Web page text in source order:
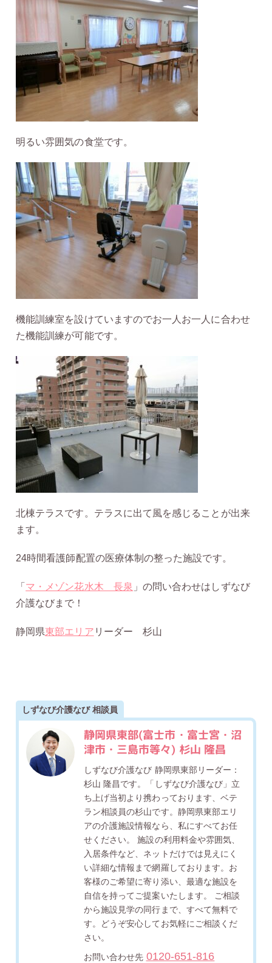
明るい雰囲気の食堂です。
機能訓練室を設けていますのでお一人お一人に合わせ
た機能訓練が可能です。
北棟テラスです。テラスに出て風を感じることが出来
ます。
24時間看護師配置の医療体制の整った施設です。
「 マ・メゾン花水木 長泉 」の問い合わせはしずなび
介護なびまで！
静岡県東部エリア リーダー 杉山
しずなび介護なび 相談員
静岡県東部(富士市・富士宮・沼
津市・三島市等々) 杉山 隆昌
しずなび介護なび 静岡県東部リーダー：
杉山 隆昌です。「しずなび介護なび」立
ち上げ当初より携わっております、ベテ
ラン相談員の杉山です。静岡県東部エリ
アの介護施設情報なら、私にすべてお任
せください。 施設の利用料金や雰囲気、
入居条件など、ネットだけでは見えにく
い詳細な情報まで網羅しております。お
客様のご希望に寄り添い、最適な施設を
自信を持ってご提案いたします。 ご相談
から施設見学の同行まで、すべて無料で
す。どうぞ安心してお気軽にご相談くだ
さい。
お問い合わせ先 0120-651-816